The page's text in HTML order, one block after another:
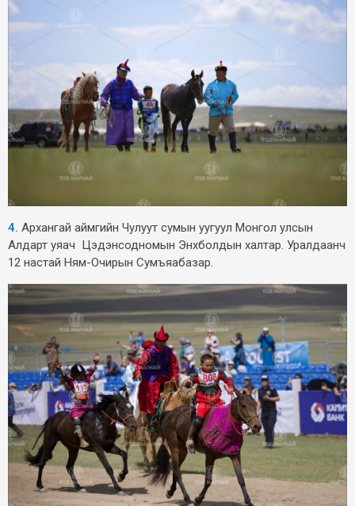
4. Архангай аймгийн Чулуут сумын уугуул Монгол улсын
Алдарт уяач Цэдэнсодномын Энхболдын халтар. Уралдаанч
12 настай Ням-Очирын Сумъяабазар.